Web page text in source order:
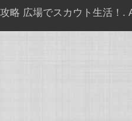
略 広場でスカウト生活！ .